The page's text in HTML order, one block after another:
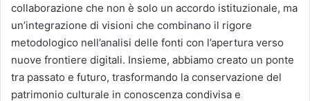
collaborazione che non è solo un accordo istituzionale, ma
un’integrazione di visioni che combinano il rigore
metodologico nell’analisi delle fonti con l’apertura verso
nuove frontiere digitali. Insieme, abbiamo creato un ponte
tra passato e futuro, trasformando la conservazione del
patrimonio culturale in conoscenza condivisa e